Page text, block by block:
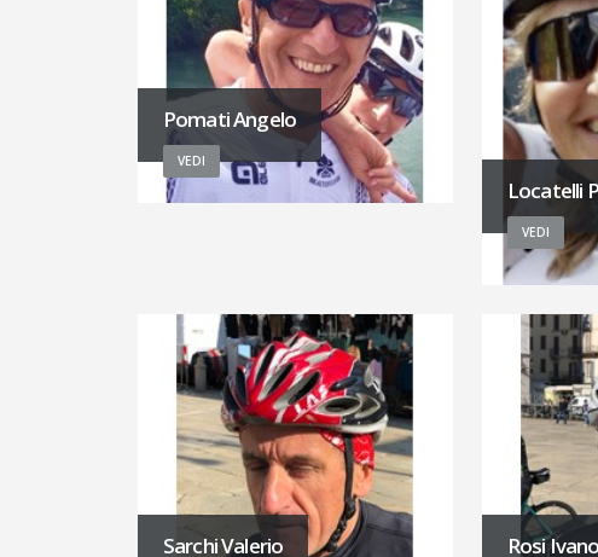
Pomati Angelo
VEDI
Locatelli
VEDI
Sarchi Valerio Rosi Ivano